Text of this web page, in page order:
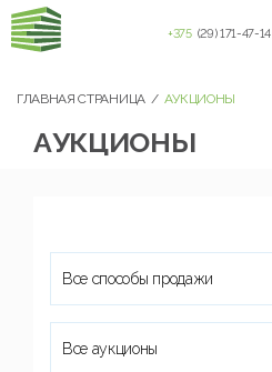
+375 (29) 171-47-14
ГЛАВНАЯ СТРАНИЦА АУКЦИОНЫ
АУКЦИОНЫ
Все способы продажи
Все аукционы